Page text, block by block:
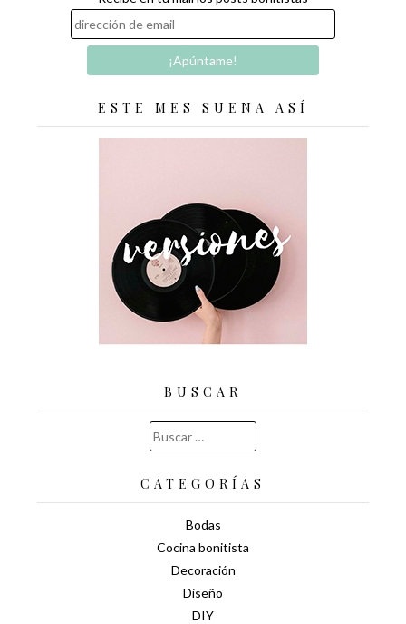
ESTE MES SUENA ASÍ
BUSCAR
Buscar:
CATEGORÍAS
Bodas
Cocina bonitista
Decoración
Diseño
DIY